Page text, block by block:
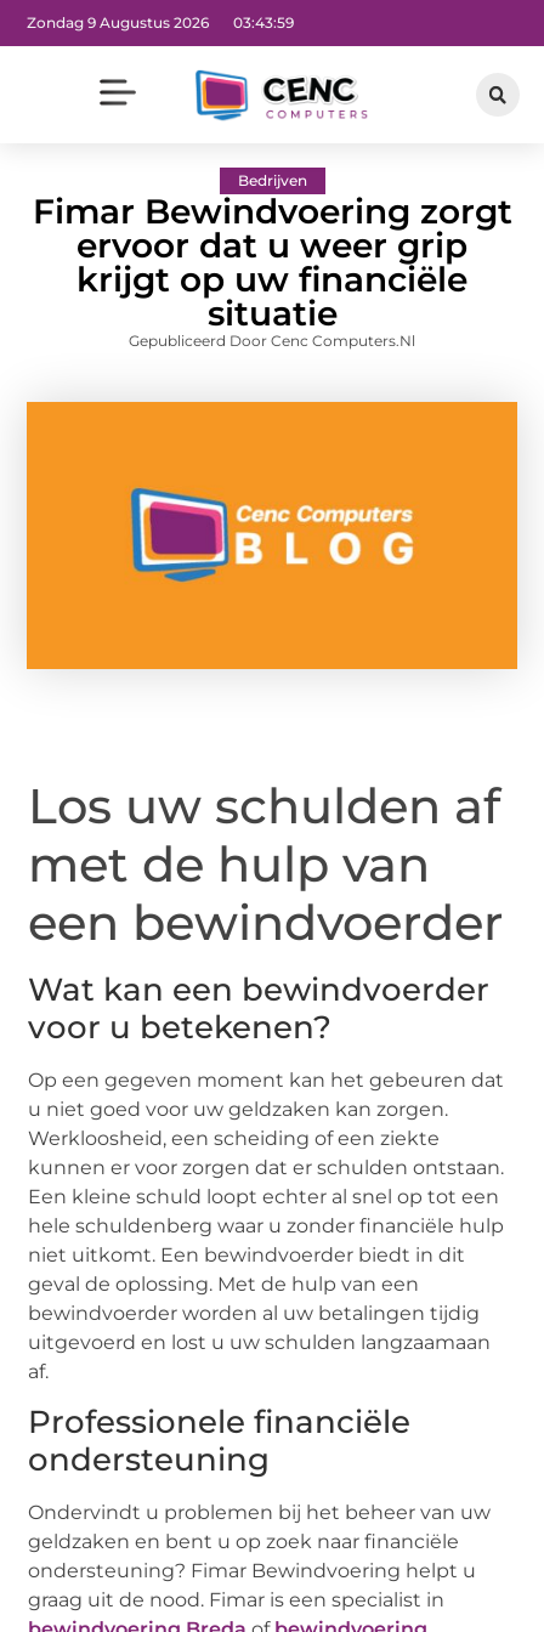
Zondag 9 Augustus 2026 03:44:00
Bedrijven
Fimar Bewindvoering zorgt
ervoor dat u weer grip
krijgt op uw financiële
situatie
Gepubliceerd Door Cenc Computers.nl
Los uw schulden af
met de hulp van
een bewindvoerder
Wat kan een bewindvoerder
voor u betekenen?
Op een gegeven moment kan het gebeuren dat
u niet goed voor uw geldzaken kan zorgen.
Werkloosheid, een scheiding of een ziekte
kunnen er voor zorgen dat er schulden ontstaan.
Een kleine schuld loopt echter al snel op tot een
hele schuldenberg waar u zonder financiële hulp
niet uitkomt. Een bewindvoerder biedt in dit
geval de oplossing. Met de hulp van een
bewindvoerder worden al uw betalingen tijdig
uitgevoerd en lost u uw schulden langzaamaan
af.
Professionele financiële
ondersteuning
Ondervindt u problemen bij het beheer van uw
geldzaken en bent u op zoek naar financiële
ondersteuning? Fimar Bewindvoering helpt u
graag uit de nood. Fimar is een specialist in